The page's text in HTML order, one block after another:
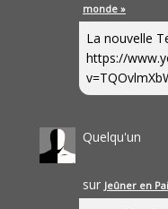
monde »
La nouvelle
https://
Quelqu'un
sur Jeûner en